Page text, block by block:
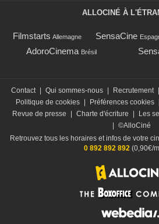
ALLOCINÉ À
Filmstarts Allemagne SensaCine
AdoroCinema Brésil
Contact Qui sommes-nous Recrutement
Politique de cookies
Préférences cookies
Revue de presse
Charte d'écriture Les
©AlloCiné
Retrouvez tous les horaires et infos de votre
0 892 892 892(0,90€/